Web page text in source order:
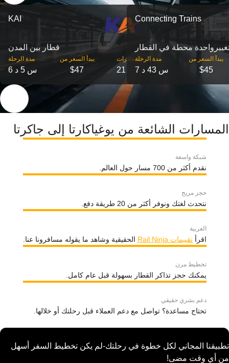
KAI
قطار بين المدن
مدة الرحلة
6 س 5 د
‎يبدأ السعر من
$47
‎المغادرات
21
Connecting Trains
محطة في القطار
مدة الرحلة
7 س 43 د
‎يبدأ السعر من
$45
المسارات الشائعة من يوغياكارتا إلى جاكرتا
شبكة واسعة
نقدم أكثر من 700 مسار حول العالم.
حجز مريح
نتحدث لغتك ونوفر أكثر من 20 طريقة دفع.
العربية
اقرأتقييمات Rail Ninja الحقيقية وشاهد ما يقوله مسافرونا عنا.
تخطيط مرن
يمكنك حجز تذاكر القطار بسهولة قبل عام كامل.
دعم بشري حقيقي
تحتاج مساعدة؟ تواصل مع دعم العملاء قبل رحلتك أو خلالها.
تطبيقنا المجاني لكل خطوة في رحلتك-لم يكن تخطيط السفر أسهل
من أي وقت مضى!